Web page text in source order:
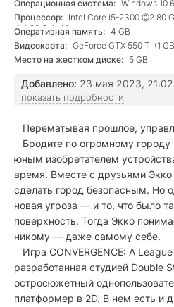
Операционная система: Windows 10
Процессор: Intel Core i5-2300 @2.80
@4.20 GHz (4 cores)
Оперативная память: 4 GB
Видеокарта: GeForce GTX 550 Ti (1
UHD Graphics 730
Место на жестком диске: 5 GB
Добавлено: 23 мая 2023, 21:02
показать подробности
Перематывая прошлое,
Бродите по огромному городу
юным изобретателем
время. Вместе с друзьями Экко
сделать город безопасным. Но
новая угроза — и то, что было
поверхность. Тогда Экко
никому — даже самому себе.
Игра CONVERGENCE: A
разработанная студией Double
остросюжетный
платформер в 2D. В нем есть и